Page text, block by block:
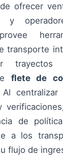
ofrecer
y
transporte
flete de
centralizar
de
a los
flujo de